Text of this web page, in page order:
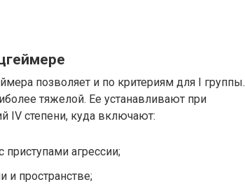
позволяет и по критериям для I группы.
тяжелой. Ее устанавливают при
IV степени, куда включают:
агрессии;
и пространстве;